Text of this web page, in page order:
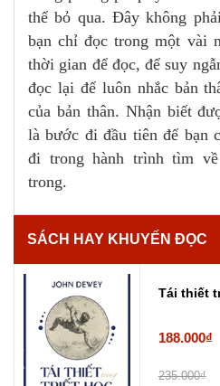
thể bỏ qua. Đây không
bạn chỉ đọc trong một vài
thời gian để đọc, để suy
đọc lại để luôn nhắc bản
của bản thân. Nhận biết
là bước đi đầu tiên để bạn
đi trong hành trình tìm
trong.
SÁCH HAY KHUYẾN ĐỌC
Tái thiết
188.000₫
235.000₫